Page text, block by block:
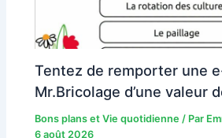
Tentez de remporter une
Mr.Bricolage d’une valeur
Bons plans et Vie quotidienne / Par
6 août 2026